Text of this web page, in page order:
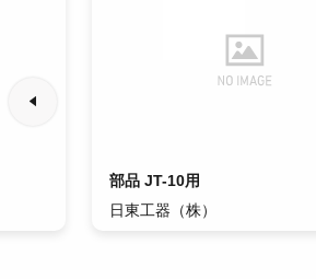
部品 JT-10用
日東工器（株）